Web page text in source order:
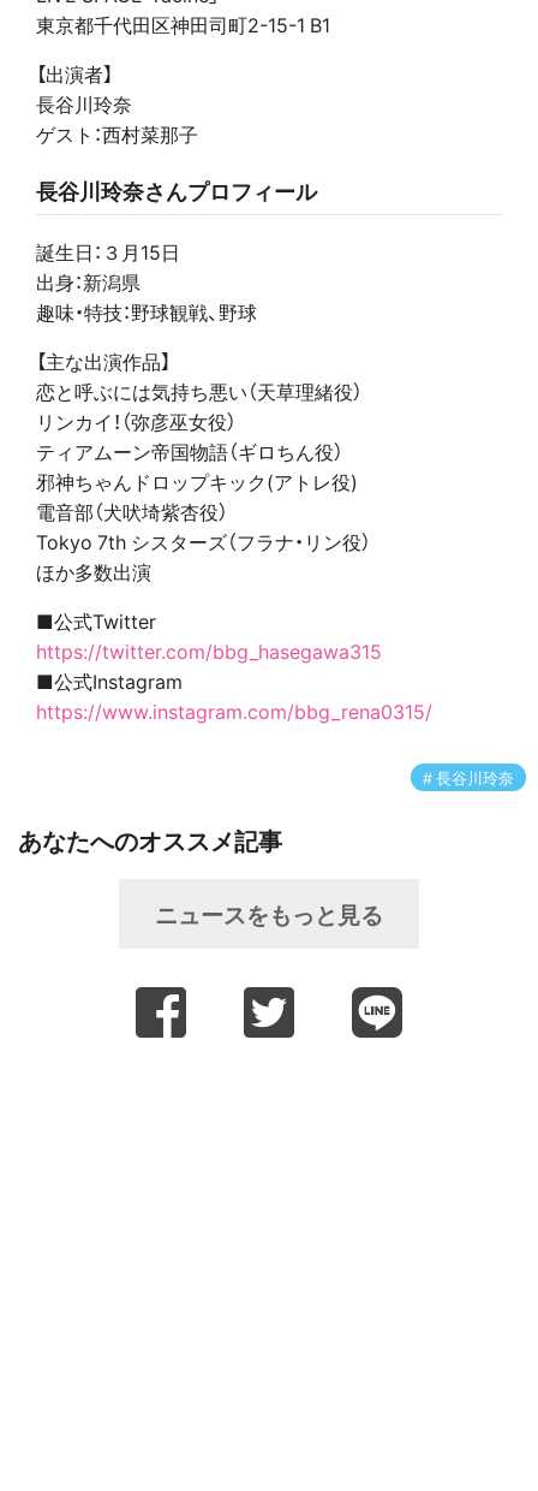
東京都千代田区神田司町2-15-1 B1
【出演者】
長谷川玲奈
ゲスト：西村菜那子
長谷川玲奈さんプロフィール
誕生日：３月15日
出身：新潟県
趣味・特技：野球観戦、野球
【主な出演作品】
恋と呼ぶには気持ち悪い（天草理緒役）
リンカイ！（弥彦巫女役）
ティアムーン帝国物語（ギロちん役）
邪神ちゃんドロップキック(アトレ役)
電音部（犬吠埼紫杏役）
Tokyo 7th シスターズ（フラナ・リン役）
ほか多数出演
■公式Twitter
https://twitter.com/bbg_hasegawa315
■公式Instagram
https://www.instagram.com/bbg_rena0315/
長谷川玲奈
あなたへのオススメ記事
ニュースをもっと見る